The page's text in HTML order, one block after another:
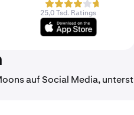
25,0 Tsd. Ratings
auf Social Media,